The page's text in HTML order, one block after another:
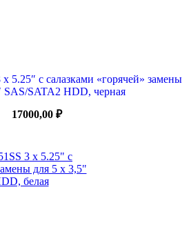
5.25″ с салазками «горячей» замены
SAS/SATA2 HDD, черная
17000,00 ₽